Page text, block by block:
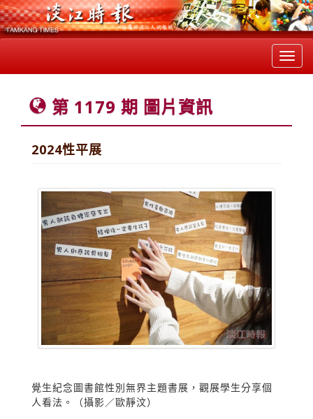
第 1179 期 圖片資訊
2024性平展
覺生紀念圖書館性別無界主題書展，觀展學生分享個
人看法。（攝影／歐靜汶）